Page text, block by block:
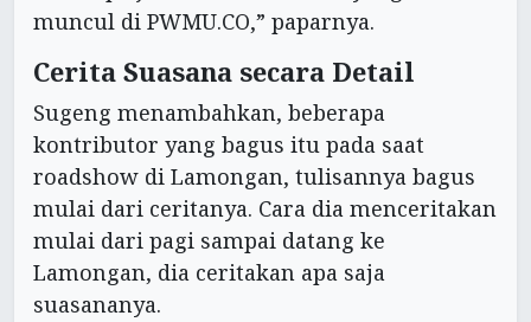
muncul di PWMU.CO,” paparnya.
Cerita Suasana secara Detail
Sugeng menambahkan, beberapa
kontributor yang bagus itu pada saat
roadshow di Lamongan, tulisannya bagus
mulai dari ceritanya. Cara dia menceritakan
mulai dari pagi sampai datang ke
Lamongan, dia ceritakan apa saja
suasananya.